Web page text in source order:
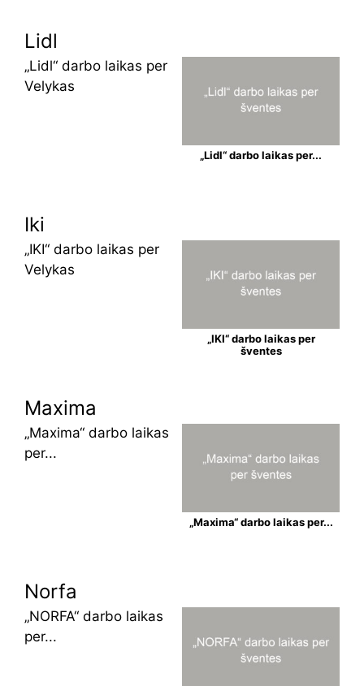
Lidl
„Lidl“ darbo laikas per
Velykas
„Lidl“ darbo laikas per...
Iki
„IKI“ darbo laikas per
Velykas
„IKI“ darbo laikas per
šventes
Maxima
„Maxima“ darbo laikas
per...
„Maxima“ darbo laikas per...
Norfa
„NORFA“ darbo laikas
per...